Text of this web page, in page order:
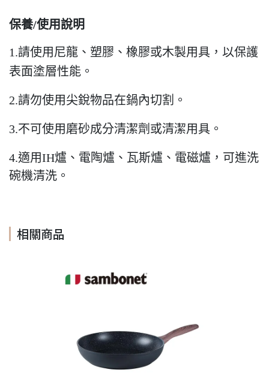
保養/使用說明
1.請使用尼龍 、 塑膠 、橡膠或木製用具，以保護
表面塗層性能。
2.請勿使用尖銳物品在鍋內切割。
3.不可使用磨砂成分清潔劑或清潔用具。
4.適用IH爐 、電陶爐、瓦斯爐、電磁爐，可進洗
碗機清洗。
相關商品